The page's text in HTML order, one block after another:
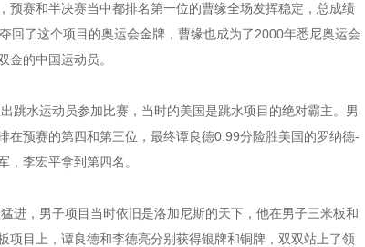
预赛和半决赛当中都排名第一位的曹缘全场发挥稳定，总成绩
回了这个项目的奥运会金牌，曹缘也成为了2000年悉尼奥运会
金的中国运动员。
水运动员参加比赛，当时的美国是跳水项目的绝对霸主。男
在预赛的第四和第三位，最终谭良德0.99分险胜美国的罗纳德-
，李宏平拿到第四名。
，男子项目当时依旧是洛加尼斯的天下，他在男子三米板和
项目上，谭良德和李德亮分别获得银牌和铜牌，双双站上了领